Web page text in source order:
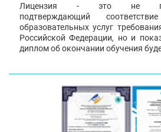
Лицензия - это не
подтверждающий
образовательных услуг
Российской Федерации, но и
диплом об окончании обучения